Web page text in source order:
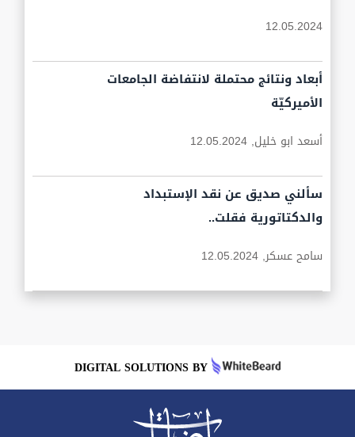
12.05.2024
أبعاد ونتائج محتملة لانتفاضة الجامعات
الأميركيّة
أسعد ابو خليل,12.05.2024
سألني صديق عن نقد الإستبداد
والدكتاتورية فقلت..
سامح عسكر,12.05.2024
DIGITAL SOLUTIONS BY